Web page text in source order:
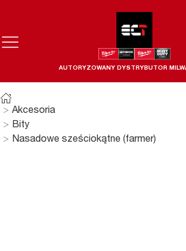
AUTORYZOWANY DYSTRYBUTOR
Akcesoria
Bity
Nasadowe sześciokątne (farmer)